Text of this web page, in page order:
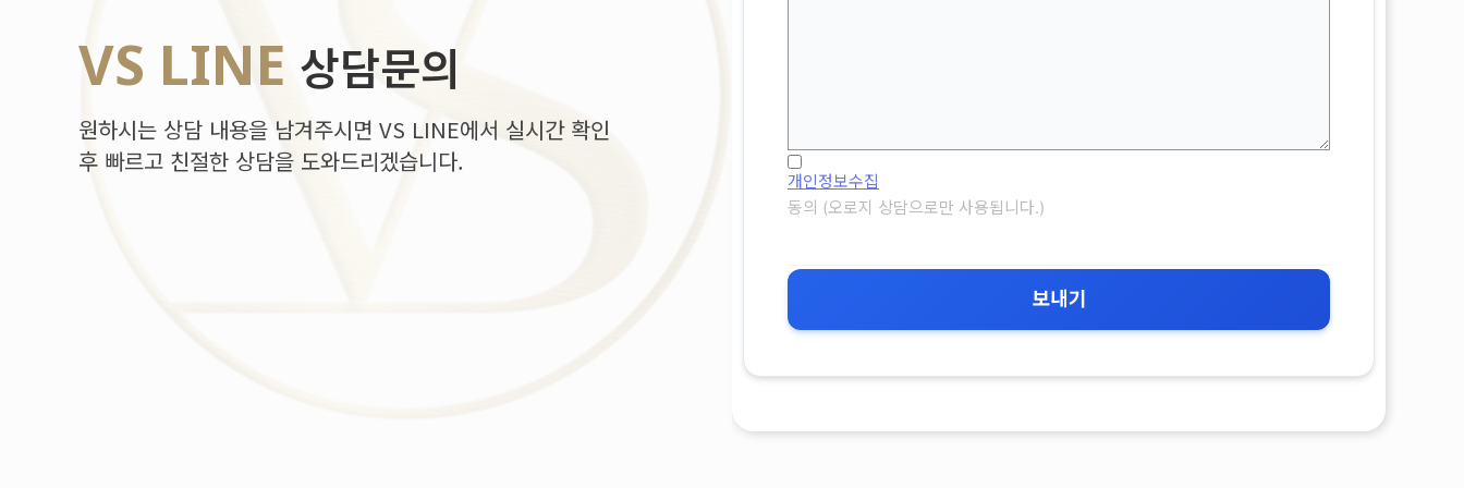
VS LINE 상담문의
원하시는 상담 내용을 남겨주시면 VS LINE에서 실시간 확인
후 빠르고 친절한 상담을 도와드리겠습니다.
개인정보수집
동의 (오로지 상담으로만 사용됩니다.)
보내기